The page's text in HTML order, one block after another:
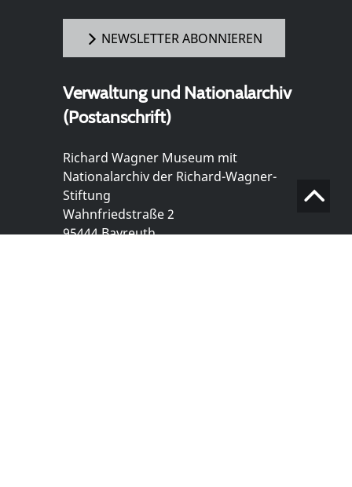
NEWSLETTER ABONNIEREN
Verwaltung und Nationalarchiv
(Postanschrift)
Richard Wagner Museum mit
Nationalarchiv der Richard-Wagner-
Stiftung
Wahnfriedstraße 2
95444 Bayreuth